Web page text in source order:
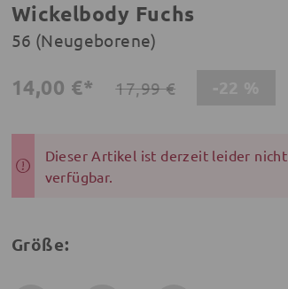
Wickelbody Fuchs
56 (Neugeborene)
14,00 €* 17,99 €
Dieser Artikel ist derzeit leider nicht
verfügbar.
Größe: